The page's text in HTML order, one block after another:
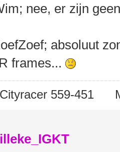
nee, er zijn
absoluut
frames...
Cityracer 559-451